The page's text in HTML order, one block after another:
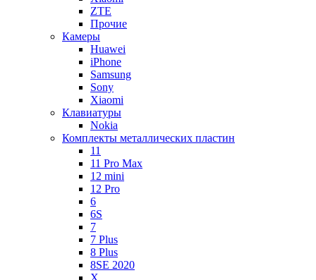
ZTE
Прочие
Камеры
Huawei
iPhone
Samsung
Sony
Xiaomi
Клавиатуры
Nokia
Комплекты металлических пластин
11
11 Pro Max
12 mini
12 Pro
6
6S
7
7 Plus
8 Plus
8SE 2020
X